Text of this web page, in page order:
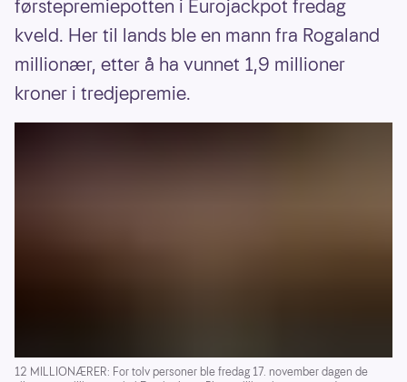
førstepremiepotten i Eurojackpot fredag
kveld. Her til lands ble en mann fra Rogaland
millionær, etter å ha vunnet 1,9 millioner
kroner i tredjepremie.
12 MILLIONÆRER: For tolv personer ble fredag 17. november dagen de